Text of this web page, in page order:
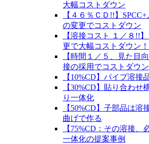
大幅コストダウン
【４６％ＣＤ!!】
の変更でコストダウン
【溶接コスト １／８!!
更で大幅コストダウン！
【時間１／５、見た目
接の採用でコストダウン
【10%CD】パイプ溶接
【30%CD】貼り合わせ
り一体化
【50%CD】子部品は溶
曲げで作る
【75%CD：その溶接、
一体化の提案事例